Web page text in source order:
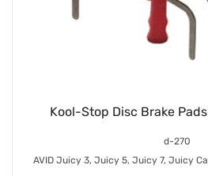
Kool-Stop Disc Brake
d-270
AVID Juicy 3, Juicy 5, Juicy 7, Juicy